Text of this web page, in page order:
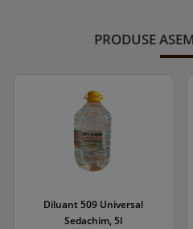
PRODUSE
Diluant 509 Universal
Sedachim, 5l